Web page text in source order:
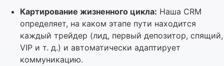
Картирование жизненного цикла: Наша CRM
определяет, на каком этапе пути находится
каждый трейдер (лид, первый депозитор, спящий,
VIP и т. д.) и автоматически адаптирует
коммуникацию.